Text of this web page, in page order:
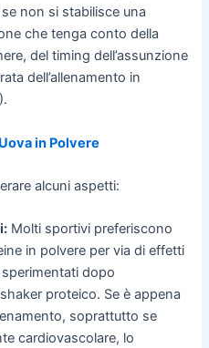
non si stabilisce una
che tenga conto della
del timing dell’assunzione
dell’allenamento in
in Polvere
alcuni aspetti:
Molti sportivi preferiscono
in polvere per via di effetti
dopo
proteico. Se è appena
soprattutto se
cardiovascolare, lo